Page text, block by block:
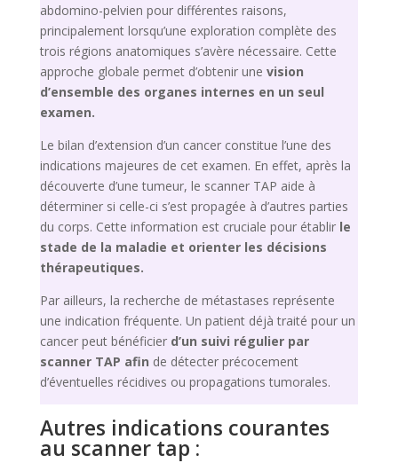
abdomino-pelvien pour différentes raisons,
principalement lorsqu’une exploration complète des
trois régions anatomiques s’avère nécessaire. Cette
approche globale permet d’obtenir une vision
d’ensemble des organes internes en un seul
examen.
Le bilan d’extension d’un cancer constitue l’une des
indications majeures de cet examen. En effet, après la
découverte d’une tumeur, le scanner TAP aide à
déterminer si celle-ci s’est propagée à d’autres parties
du corps. Cette information est cruciale pour établir le
stade de la maladie et orienter les décisions
thérapeutiques.
Par ailleurs, la recherche de métastases représente
une indication fréquente. Un patient déjà traité pour un
cancer peut bénéficier d’un suivi régulier par
scanner TAP afin de détecter précocement
d’éventuelles récidives ou propagations tumorales.
Autres indications courantes
au scanner tap :